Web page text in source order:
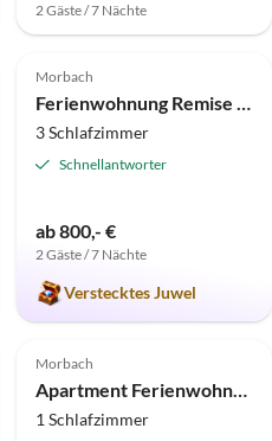
2 Gäste / 7 Nächte
5.0 (1)
Morbach
Ferienwohnung Remise "Schülers Mühle"
3 Schlafzimmer
Schnellantworter
ab 800,- €
2 Gäste / 7 Nächte
Verstecktes Juwel
Morbach
Apartment Ferienwohnung Schabbach
1 Schlafzimmer